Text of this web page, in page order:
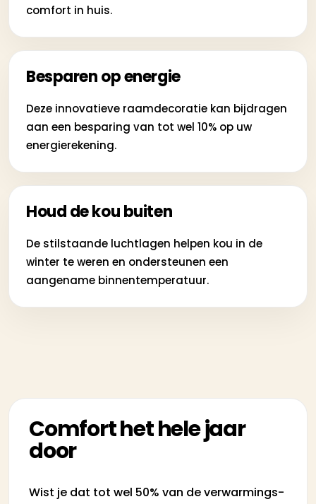
comfort in huis.
Besparen op energie
Deze innovatieve raamdecoratie kan bijdragen
aan een besparing van tot wel 10% op uw
energierekening.
Houd de kou buiten
De stilstaande luchtlagen helpen kou in de
winter te weren en ondersteunen een
aangename binnentemperatuur.
Comfort het hele jaar
door
Wist je dat tot wel 50% van de verwarmings-